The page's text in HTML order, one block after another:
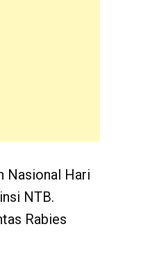
Nasional Hari
NTB.
Rabies